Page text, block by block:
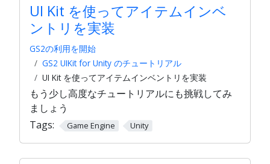
UI Kit を使ってアイテムインベ
ントリを実装
GS2の利用を開始
GS2 UIKit for Unity のチュートリアル
UI Kit を使ってアイテムインベントリを実装
もう少し高度なチュートリアルにも挑戦してみ
ましょう
Tags:
Game Engine Unity